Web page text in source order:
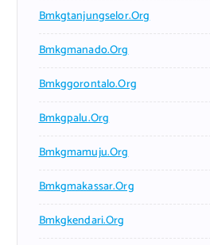
Bmkgtanjungselor.org
Bmkgmanado.org
Bmkggorontalo.org
Bmkgpalu.org
Bmkgmamuju.org
Bmkgmakassar.org
Bmkgkendari.org